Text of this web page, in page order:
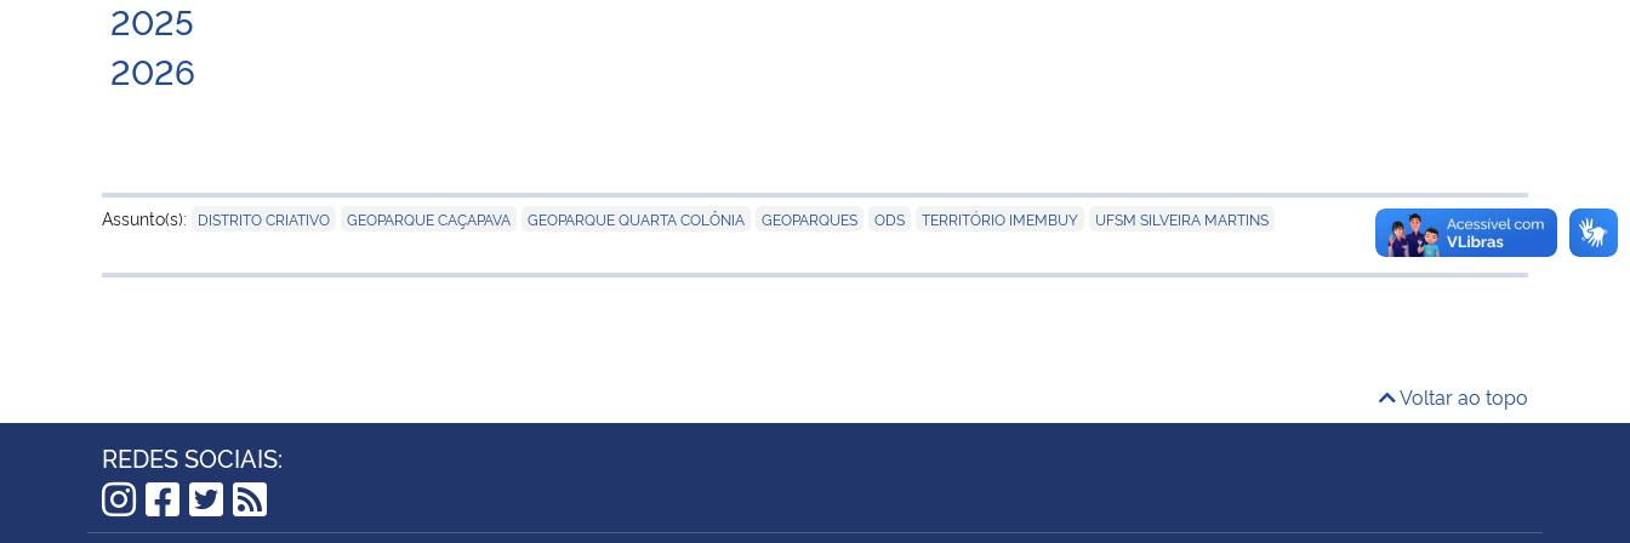
2025
2026
Assunto(s): DISTRITO CRIATIVO GEOPARQUE CAÇAPAVA GEOPARQUE QUARTA COLÔNIA GEOPARQUES ODS TERRITÓRIO IMEMBUY UFSM SILVEIRA MARTINS
Voltar ao topo
REDES SOCIAIS: